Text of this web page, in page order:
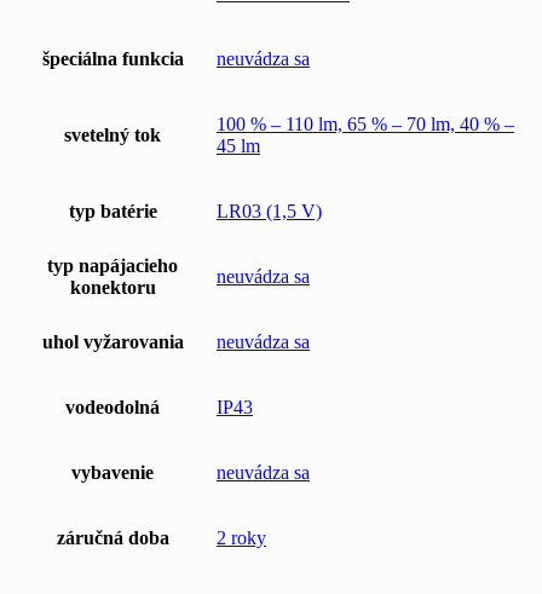
špeciálna funkcia neuvádza sa
svetelný tok
100 % – 110 lm, 65 % – 70 lm, 40 % –
45 lm
typ batérie LR03 (1,5 V)
typ napájacieho
konektoru
neuvádza sa
uhol vyžarovania neuvádza sa
vodeodolná IP43
vybavenie neuvádza sa
záručná doba 2 roky